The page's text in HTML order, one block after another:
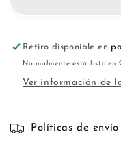
Retiro disponible en
Normalmente está listo en
Ver información de
Políticas de envío